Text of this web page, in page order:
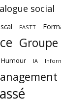
social
FASTT
Groupe
Humour IA